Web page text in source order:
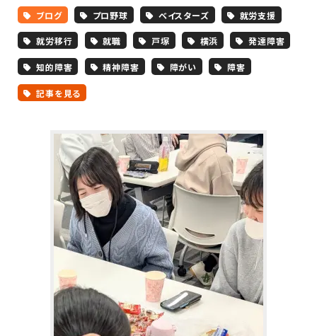
ブログ プロ野球 ベイスターズ 就労支援
就労移行 就職 戸塚 横浜 発達障害
知的障害 精神障害 障がい 障害
記事を見る